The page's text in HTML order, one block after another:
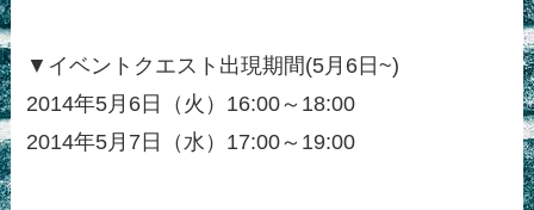
▼イベントクエスト出現期間(5月6日~)
2014年5月6日（火）16:00～18:00
2014年5月7日（水）17:00～19:00